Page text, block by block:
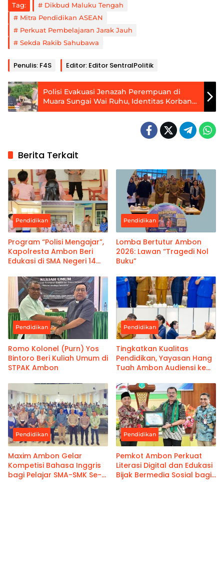
Tag:
Dikbud Maluku Tengah
Mitra Pendidikan ASEAN
Perkuat Pembelajaran Jarak Jauh
Sekda Rakib Sahubawa
Penulis: F4S Editor: Editor SentralPolitik
Polisi Evakuasi Jenazah Perempuan di
Muara Sungai Wai Ruhu, Identitas Korban
Masih Didalami
Berita Terkait
Pendidikan
Program “Polisi Mengajar”,
Kapolresta Ambon Beri
Edukasi di SMA Negeri 14
Pendidikan
Lomba Bertutur Ambon
2026: Lawan “Tragedi Nol
Buku”
Pendidikan
Romo Kolonel (Purn) Yos
Bintoro Beri Kuliah Umum di
STPAK Ambon
Pendidikan
Tingkatkan Kualitas
Pendidikan, Yayasan Hang
Tuah Ambon Audiensi ke
Pendidikan
Maxim Ambon Gelar
Kompetisi Bahasa Inggris
bagi Pelajar SMA-SMK Se-
Pendidikan
Pemkot Ambon Perkuat
Literasi Digital dan Edukasi
Bijak Bermedia Sosial bagi